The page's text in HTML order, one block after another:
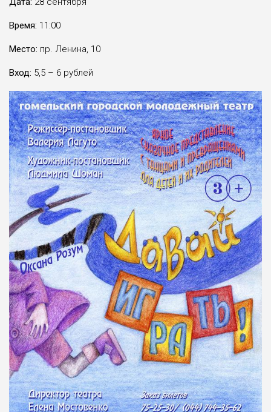
Время: 11:00
Место: пр. Ленина, 10
Вход: 5,5 – 6 рублей